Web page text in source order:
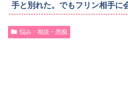
手と別れた。でもフリン相手に
悩み・相談・愚痴